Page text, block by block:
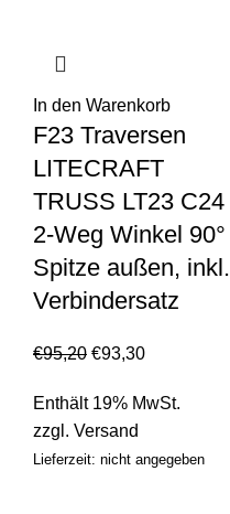
In den Warenkorb
F23 Traversen
LITECRAFT
TRUSS LT23 C24
2-Weg Winkel 90°
Spitze außen, inkl.
Verbindersatz
€95,20 €93,30
Enthält 19% MwSt.
zzgl. Versand
Lieferzeit: nicht angegeben